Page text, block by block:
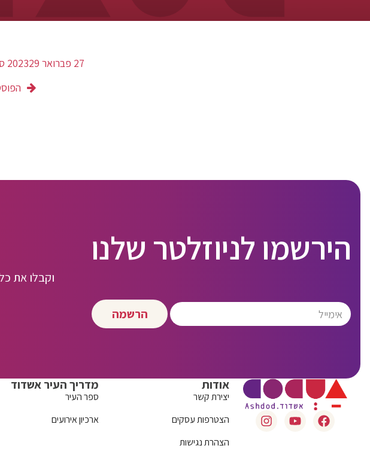
27 פברואר 2023 29 ספטמבר 2023
הירשמו לניוזלטר שלנו
וקבלו את
הרשמה
אודות
יצירת קשר
הצטרפות עסקים
הצהרת נגישות
מדריך העיר אשדוד
ספר העיר
ארכיון אירועים